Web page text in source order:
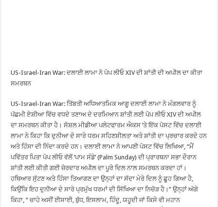
US-Israel-Iran War: ਦਲਾਈ ਲਾਮਾ ਨੇ ਪੋਪ ਲੀਓ XIV ਦੀ ਸ਼ਾਂਤੀ ਦੀ ਅਪੀਲ ਦਾ ਕੀਤਾ
ਸਮਰਥਨ
US-Israel-Iran War: ਤਿੱਬਤੀ ਅਧਿਆਤਮਿਕ ਆਗੂ ਦਲਾਈ ਲਾਮਾ ਨੇ ਮੰਗਲਵਾਰ ਨੂੰ
ਪੱਛਮੀ ਏਸ਼ੀਆ ਵਿੱਚ ਵਧਦੇ ਤਣਾਅ ਦੇ ਦਰਮਿਆਨ ਸ਼ਾਂਤੀ ਲਈ ਪੋਪ ਲੀਓ XIV ਦੀ ਅਪੀਲ
ਦਾ ਸਮਰਥਨ ਕੀਤਾ ਹੈ। ਸੋਸ਼ਲ ਮੀਡੀਆ ਪਲੇਟਫਾਰਮ ਐਕਸ ’ਤੇ ਇੱਕ ਪੋਸਟ ਵਿੱਚ ਦਲਾਈ
ਲਾਮਾ ਨੇ ਕਿਹਾ ਕਿ ਦੁਨੀਆ ਦੇ ਸਾਰੇ ਧਰਮ ਸਹਿਣਸ਼ੀਲਤਾ ਅਤੇ ਸ਼ਾਂਤੀ ਦਾ ਪ੍ਰਚਾਰ ਕਰਦੇ ਹਨ
ਅਤੇ ਹਿੰਸਾ ਦੀ ਨਿੰਦਾ ਕਰਦੇ ਹਨ। ਦਲਾਈ ਲਾਮਾ ਨੇ ਆਪਣੀ ਪੋਸਟ ਵਿੱਚ ਲਿਖਿਆ, “ਮੈਂ
ਪਵਿੱਤਰ ਪਿਤਾ ਪੋਪ ਲੀਓ ਵੱਲੋਂ ‘ਪਾਮ ਸੰਡੇ’ (Palm Sunday) ਦੀ ਪ੍ਰਾਰਥਨਾ ਸਭਾ ਦੌਰਾਨ
ਸ਼ਾਂਤੀ ਲਈ ਕੀਤੀ ਗਈ ਜ਼ੋਰਦਾਰ ਅਪੀਲ ਦਾ ਪੂਰੇ ਦਿਲ ਨਾਲ ਸਮਰਥਨ ਕਰਦਾ ਹਾਂ।
ਹਥਿਆਰ ਸੁੱਟਣ ਅਤੇ ਹਿੰਸਾ ਤਿਆਗਣ ਦਾ ਉਨ੍ਹਾਂ ਦਾ ਸੱਦਾ ਮੇਰੇ ਦਿਲ ਨੂੰ ਛੂਹ ਗਿਆ ਹੈ,
ਕਿਉਂਕਿ ਇਹ ਦੁਨੀਆ ਦੇ ਸਾਰੇ ਪ੍ਰਮੁੱਖ ਧਰਮਾਂ ਦੀ ਸਿੱਖਿਆ ਦਾ ਨਿਚੋੜ ਹੈ।” ਉਨ੍ਹਾਂ ਅੱਗੇ
ਕਿਹਾ, “ ਚਾਹੇ ਅਸੀਂ ਈਸਾਈ, ਬੁੱਧ, ਇਸਲਾਮ, ਹਿੰਦੂ, ਯਹੂਦੀ ਜਾਂ ਕਿਸੇ ਵੀ ਮਹਾਨ